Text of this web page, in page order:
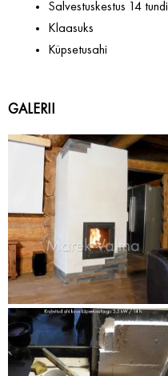
Salvestuskestus 14 tundi
Klaasuks
Küpsetusahi
GALERII